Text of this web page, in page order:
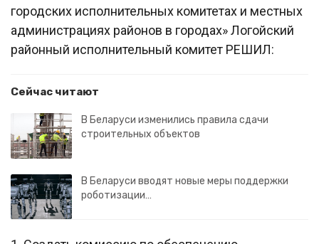
городских исполнительных комитетах и местных
администрациях районов в городах» Логойский
районный исполнительный комитет РЕШИЛ:
Сейчас читают
В Беларуси изменились правила сдачи
строительных объектов
В Беларуси вводят новые меры поддержки
роботизации…